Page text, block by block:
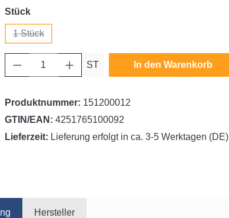
Stückauswählen
1 Stück
ST In den Warenkorb
Produktnummer: 151200012
GTIN/EAN: 4251765100092
Lieferzeit: Lieferung erfolgt in ca. 3-5 Werktagen (DE)
Hersteller